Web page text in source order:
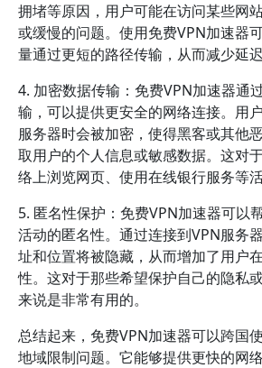
拥堵等原因，用户可能在访问某些网
或缓慢的问题。使用免费VPN加速器
量通过更短的路径传输，从而减少延迟
4. 加密数据传输：免费VPN加速器通
输，可以提供更安全的网络连接。用
服务器时会被加密，使得黑客或其他
取用户的个人信息或敏感数据。这对
络上浏览网页、使用在线银行服务等
5. 匿名性保护：免费VPN加速器可以
活动的匿名性。通过连接到VPN服务
址和位置将被隐藏，从而增加了用户
性。这对于那些希望保护自己的隐私
来说是非常有用的。
总结起来，免费VPN加速器可以跨国
地域限制问题。它能够提供更快的网